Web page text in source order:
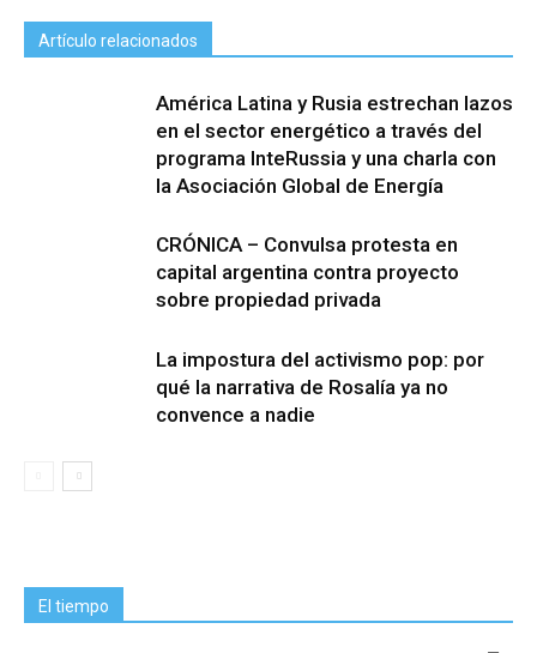
Artículo relacionados
América Latina y Rusia estrechan lazos
en el sector energético a través del
programa InteRussia y una charla con
la Asociación Global de Energía
CRÓNICA – Convulsa protesta en
capital argentina contra proyecto
sobre propiedad privada
La impostura del activismo pop: por
qué la narrativa de Rosalía ya no
convence a nadie
El tiempo